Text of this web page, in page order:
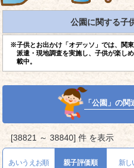
公園に関する子
※子供とお出かけ「オデッソ」では、関
派遣・現地調査を実施し、子供が楽し
載中。
「公園」の関
[38821 ～ 38840] 件 を表示
あいうえお順 親子評価順 新し